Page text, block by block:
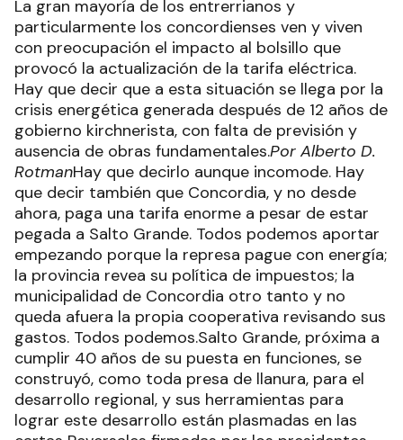
La gran mayoría de los entrerrianos y
particularmente los concordienses ven y viven
con preocupación el impacto al bolsillo que
provocó la actualización de la tarifa eléctrica.
Hay que decir que a esta situación se llega por la
crisis energética generada después de 12 años de
gobierno kirchnerista, con falta de previsión y
ausencia de obras fundamentales.Por Alberto D.
RotmanHay que decirlo aunque incomode. Hay
que decir también que Concordia, y no desde
ahora, paga una tarifa enorme a pesar de estar
pegada a Salto Grande. Todos podemos aportar
empezando porque la represa pague con energía;
la provincia revea su política de impuestos; la
municipalidad de Concordia otro tanto y no
queda afuera la propia cooperativa revisando sus
gastos. Todos podemos.Salto Grande, próxima a
cumplir 40 años de su puesta en funciones, se
construyó, como toda presa de llanura, para el
desarrollo regional, y sus herramientas para
lograr este desarrollo están plasmadas en las